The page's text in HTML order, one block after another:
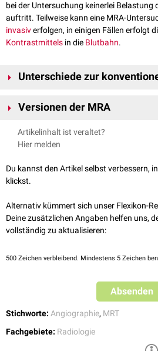
bei der Untersuchung keinerlei Belastung
auftritt. Teilweise kann eine MRA-
invasiverfolgen, in einigen Fällen erfolgt
Kontrastmittels in die Blutbahn.
Unterschiede zur
Aufnahmen erstellt, bei der
Begutachtung derGefäße
bei der Magnetresonanzangiographie
eingebracht werden
Versionen der MRA
Kontrastverstärkte MRA
Artikelinhalt ist veraltet?
Hier melden
Du kannst den Artikel selbst verbessern,
klickst.
Alternativ kümmert sich unser Flexikon-
Deine zusätzlichen Angaben helfen uns,
vollständig zu aktualisieren:
500 Zeichen verbleibend. Mindestens 5 Zeichen
Absenden
Stichworte: Angiographie, MRT
Fachgebiete: Radiologie